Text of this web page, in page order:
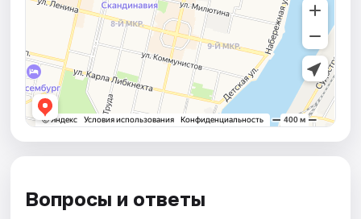
Вопросы и ответы